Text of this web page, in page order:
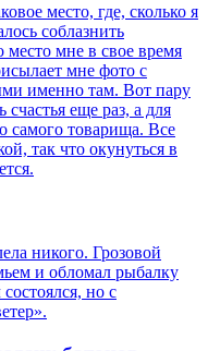
место, где, сколько я
соблазнить
место мне в свое время
мне фото с
именно там. Вот пару
еще раз, а для
самого товарища. Все
так что окунуться в
никого. Грозовой
и обломал рыбалку
но с